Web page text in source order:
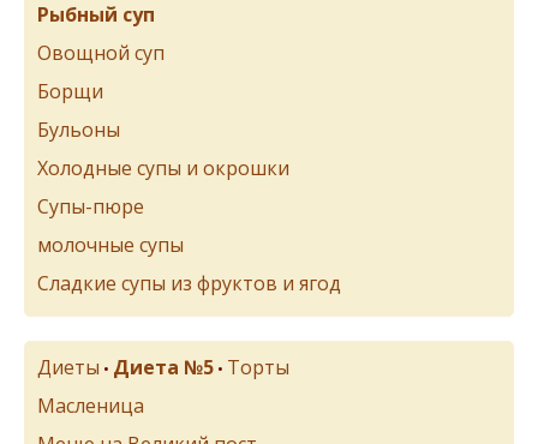
Рыбный суп
Овощной суп
Борщи
Бульоны
Холодные супы и окрошки
Супы-пюре
молочные супы
Сладкие супы из фруктов и ягод
Диеты • Диета №5 • Торты
Масленица